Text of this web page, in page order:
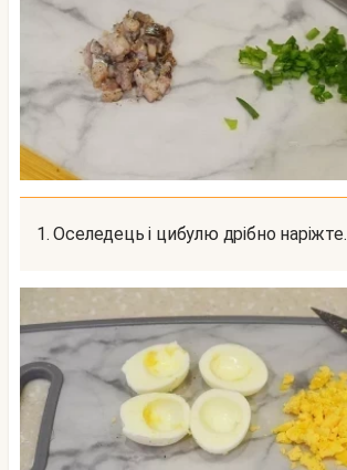
1. Оселедець і цибулю дрібно наріжте.